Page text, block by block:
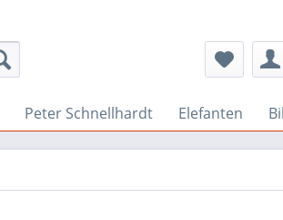
Peter Schnellhardt Elefanten